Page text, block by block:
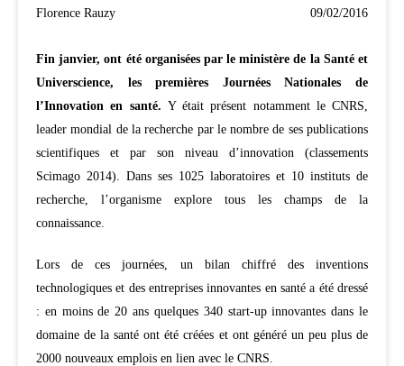
Florence Rauzy 09/02/2016
Fin janvier, ont été organisées par le ministère de la Santé et
Universcience, les premières Journées Nationales de
l’Innovation en santé. Y était présent notamment leCNRS,
leader mondial de la recherche par le nombre de ses publications
scientifiques et par son niveau d’innovation (classements
Scimago 2014). Dans ses 1025 laboratoires et 10 instituts de
recherche, l’organisme explore tous les champs de la
connaissance.
Lors de ces journées, un bilan chiffré des inventions
technologiques et des entreprises innovantes en santé a été dressé
: en moins de 20 ans quelques 340 start-up innovantes dans le
domaine de la santé ont été créées et ont généré un peu plus de
2000 nouveaux emplois en lien avec le CNRS.